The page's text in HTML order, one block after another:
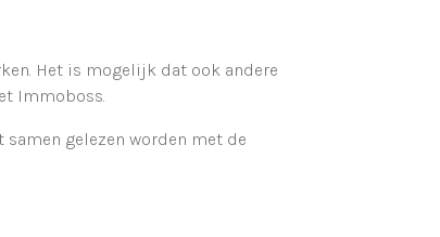
Het is mogelijk dat ook andere
Immoboss.
gelezen worden met de